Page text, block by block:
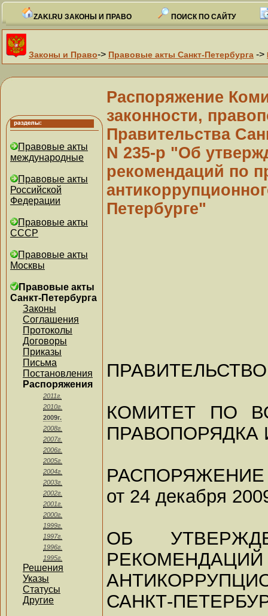
ZAKI.RU ЗАКОНЫ И ПРАВО ПОИСК ПО САЙТУ
Законы и Право-> Правовые акты Санкт-Петербурга ->
Правовые акты
международные
Правовые акты
Российской
Федерации
Правовые акты
СССР
Правовые акты
Москвы
Правовые акты
Санкт-Петербурга
Законы
Соглашения
Протоколы
Договоры
Приказы
Письма
Постановления
Распоряжения
2011г.
2010г.
2009г.
2008г.
2007г.
2006г.
2005г.
2004г.
2003г.
2002г.
2001г.
2000г.
1999г.
1997г.
1996г.
1995г.
Решения
Указы
Статусы
Другие
Распоряжение
законности,
Правительства
N 235-р "Об
рекомендаций по
Петербурге"
КОМИТЕТ ПО
ПРАВОПОРЯДКА
РАСПОРЯЖЕНИЕ
от 24 декабря
ОБ
САНКТ-